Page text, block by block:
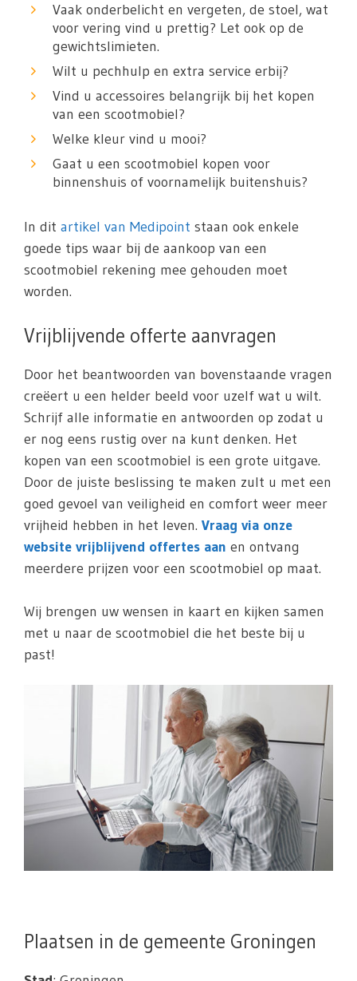
Vaak onderbelicht en vergeten, de stoel, wat
voor vering vind u prettig? Let ook op de
gewichtslimieten.
Wilt u pechhulp en extra service erbij?
Vind u accessoires belangrijk bij het kopen
van een scootmobiel?
Welke kleur vind u mooi?
Gaat u een scootmobiel kopen voor
binnenshuis of voornamelijk buitenshuis?
In dit artikel van Medipoint staan ook enkele
goede tips waar bij de aankoop van een
scootmobiel rekening mee gehouden moet
worden.
Vrijblijvende offerte aanvragen
Door het beantwoorden van bovenstaande vragen
creëert u een helder beeld voor uzelf wat u wilt.
Schrijf alle informatie en antwoorden op zodat u
er nog eens rustig over na kunt denken. Het
kopen van een scootmobiel is een grote uitgave.
Door de juiste beslissing te maken zult u met een
goed gevoel van veiligheid en comfort weer meer
vrijheid hebben in het leven. Vraag via onze
website vrijblijvend offertes aan en ontvang
meerdere prijzen voor een scootmobiel op maat.
Wij brengen uw wensen in kaart en kijken samen
met u naar de scootmobiel die het beste bij u
past!
Plaatsen in de gemeente Groningen